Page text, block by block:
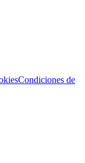
Condiciones de